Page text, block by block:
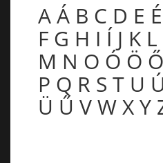
AÁ B C D E É
F G H I Í J K L
M N O Ó Ö Ő
P Q R S T U Ú
Ü Ű VWXY